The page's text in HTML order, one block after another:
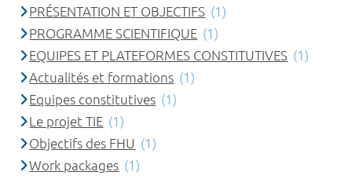
PRÉSENTATION ET OBJECTIFS (1)
PROGRAMME SCIENTIFIQUE (1)
EQUIPES ET PLATEFORMES CONSTITUTIVES (1)
Actualités et formations (1)
Equipes constitutives (1)
Le projet TIE (1)
Objectifs des FHU (1)
Work packages (1)